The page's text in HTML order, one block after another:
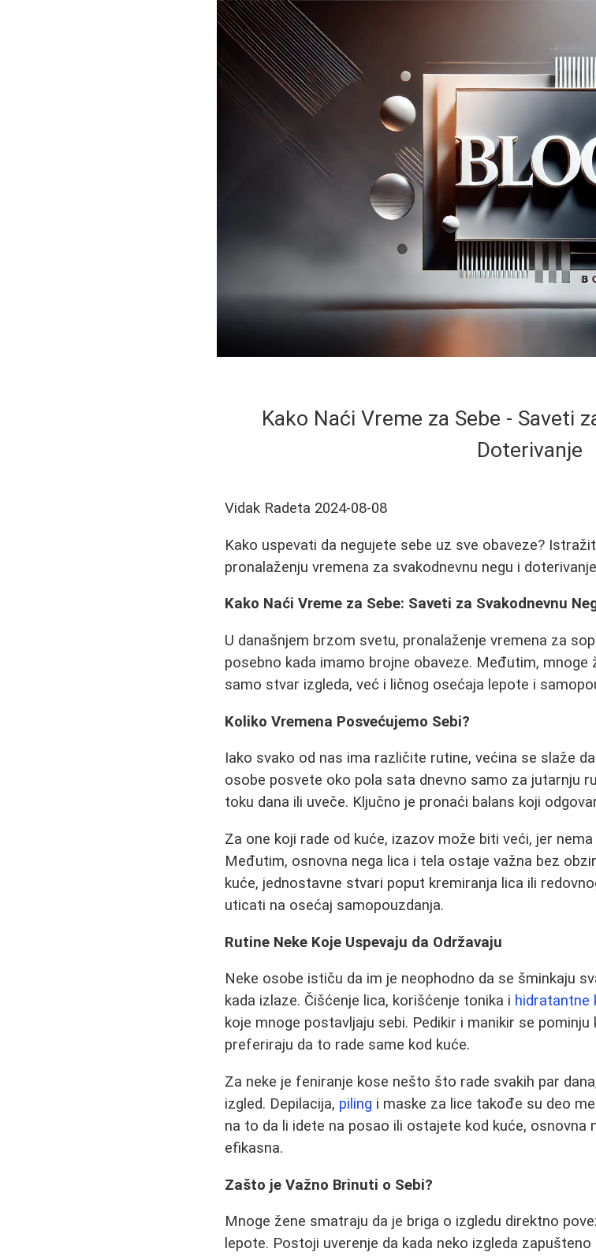
Kako Naći Vreme za Sebe - Saveti
Doterivanje
Vidak Radeta 2024-08-08
Kako uspevati da negujete sebe uz sve obaveze?
pronalaženju vremena za svakodnevnu negu i
Kako Naći Vreme za Sebe: Saveti za Svakodnevnu
U današnjem brzom svetu, pronalaženje vremena za
posebno kada imamo brojne obaveze. Međutim, mnoge
samo stvar izgleda, već i ličnog osećaja lepote i
Koliko Vremena Posvećujemo Sebi?
Iako svako od nas ima različite rutine, većina se slaže
osobe posvete oko pola sata dnevno samo za jutarnju
toku dana ili uveče. Ključno je pronaći balans koji
Za one koji rade od kuće, izazov može biti veći, jer
Međutim, osnovna nega lica i tela ostaje važna bez
kuće, jednostavne stvari poput kremiranja lica ili
uticati na osećaj samopouzdanja.
Rutine Neke Koje Uspevaju da Održavaju
Neke osobe ističu da im je neophodno da se šminkaju
kada izlaze. Čišćenje lica, korišćenje tonika i hidratantne
koje mnoge postavljaju sebi. Pedikir i manikir se
preferiraju da to rade same kod kuće.
Za neke je feniranje kose nešto što rade svakih par
izgled. Depilacija, piling i maske za lice takođe su deo
na to da li idete na posao ili ostajete kod kuće, osnovna
efikasna.
Zašto je Važno Brinuti o Sebi?
Mnoge žene smatraju da je briga o izgledu direktno
lepote. Postoji uverenje da kada neko izgleda